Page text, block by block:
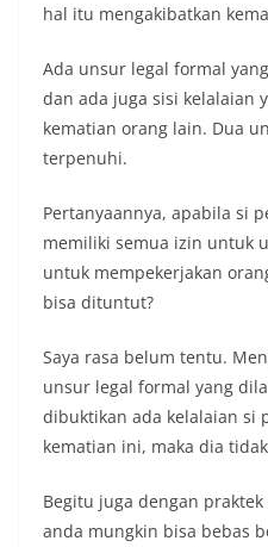
hal itu mengakibatkan
Ada unsur legal formal
dan ada juga sisi kelalaian
kematian orang lain. Dua
terpenuhi.
Pertanyaannya, apabila si
memiliki semua izin untuk
untuk mempekerjakan
bisa dituntut?
Saya rasa belum tentu.
unsur legal formal yang
dibuktikan ada kelalaian si
kematian ini, maka dia
Begitu juga dengan
anda mungkin bisa bebas